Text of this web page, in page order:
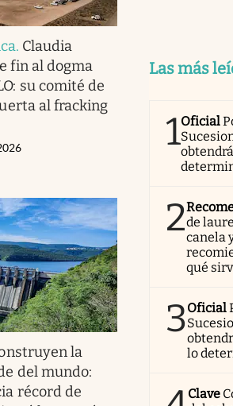
. Claudia
fin al dogma
su comité de
al fracking
la
del mundo:
récord de
Las más
1Oficial
2de
canela
qué
3Oficial
lo
Clave